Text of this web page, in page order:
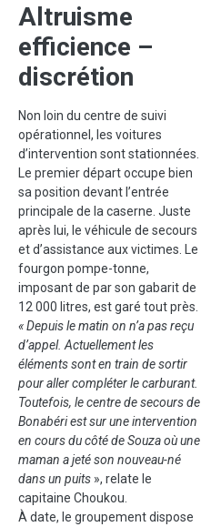
Altruisme
efficience –
discrétion
Non loin du centre de suivi
opérationnel, les voitures
d’intervention sont stationnées.
Le premier départ occupe bien
sa position devant l’entrée
principale de la caserne. Juste
après lui, le véhicule de secours
et d’assistance aux victimes. Le
fourgon pompe-tonne,
imposant de par son gabarit de
12 000 litres, est garé tout près.
« Depuis le matin on n’a pas reçu
d’appel. Actuellement les
éléments sont en train de sortir
pour aller compléter le carburant.
Toutefois, le centre de secours de
Bonabéri est sur une intervention
en cours du côté de Souza où une
maman a jeté son nouveau-né
dans un puits », relate le
capitaine Choukou.
À date, le groupement dispose